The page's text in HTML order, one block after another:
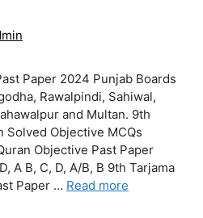
Paper 2024 Punjab Boards
Rawalpindi, Sahiwal,
and Multan. 9th
Solved Objective MCQs
Objective Past Paper
A B, C, D, A/B, B 9th Tarjama
Paper … Read more